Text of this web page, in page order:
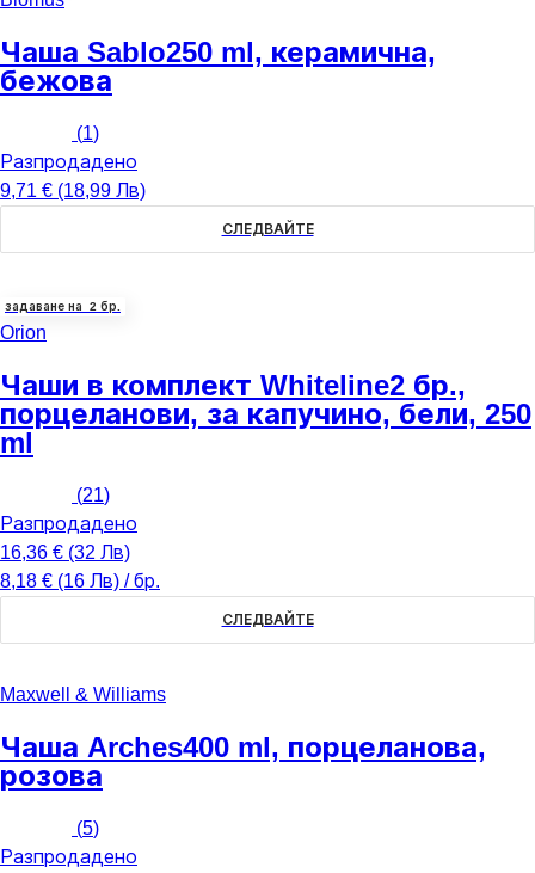
Чаша Sablo250 ml, керамична,
бежова
(1)
Разпродадено
9,71 € (18,99 Лв)
СЛЕДВАЙТЕ
задаване на 2 бр.
Orion
Чаши в комплект Whiteline2 бр.,
порцеланови, за капучино, бели, 250
ml
(21)
Разпродадено
16,36 € (32 Лв)
8,18 € (16 Лв) / бр.
СЛЕДВАЙТЕ
Maxwell & Williams
Чаша Arches400 ml, порцеланова,
розова
(5)
Разпродадено